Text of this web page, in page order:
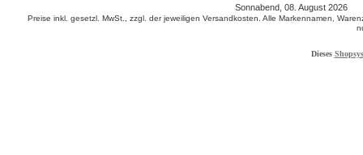
Sonnabend, 08. August
Preise inkl. gesetzl. MwSt., zzgl. der jeweiligen Versandkosten. Alle Markennamen,
Dieses